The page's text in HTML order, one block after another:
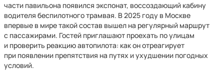
части павильона появился экспонат, воссоздающий кабину
водителя беспилотного трамвая. В 2025 году в Москве
впервые в мире такой состав вышел на регулярный маршрут
с пассажирами. Гостей приглашают проехать по улицам
и проверить реакцию автопилота: как он отреагирует
при появлении препятствия на путях и ухудшении погодных
условий.